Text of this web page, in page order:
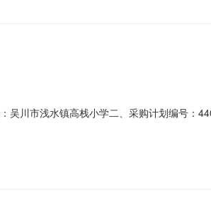
川市浅水镇高栈小学二、采购计划编号：